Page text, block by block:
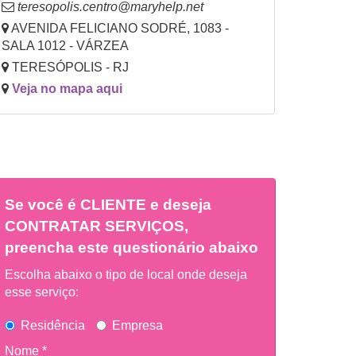
teresopolis.centro@maryhelp.net
AVENIDA FELICIANO SODRÉ, 1083 -
SALA 1012 - VÁRZEA
TERESÓPOLIS - RJ
Veja no mapa aqui
Se você é CLIENTE e deseja
CONTRATAR SERVIÇOS,
preencha este questionário abaixo
Escolha abaixo o tipo de local onde deseja
esse serviço:
Residência
Empresa
Nome *